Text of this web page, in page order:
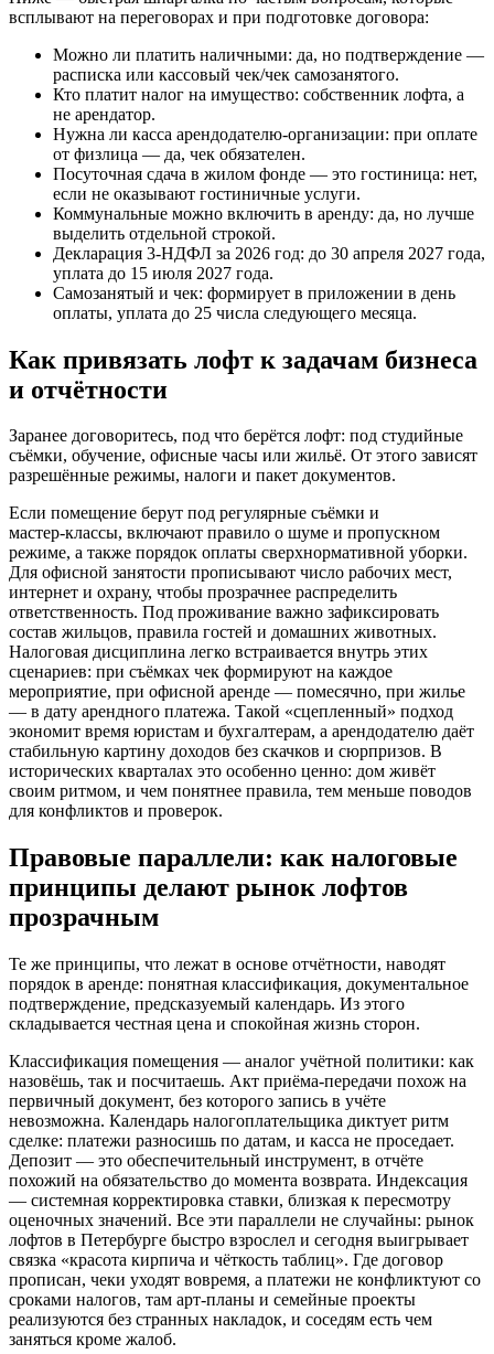
всплывают на переговорах и при подготовке договора:
Можно ли платить наличными: да, но подтверждение —
расписка или кассовый чек/чек самозанятого.
Кто платит налог на имущество: собственник лофта, а
не арендатор.
Нужна ли касса арендодателю‑организации: при оплате
от физлица — да, чек обязателен.
Посуточная сдача в жилом фонде — это гостиница: нет,
если не оказывают гостиничные услуги.
Коммунальные можно включить в аренду: да, но лучше
выделить отдельной строкой.
Декларация 3‑НДФЛ за 2026 год: до 30 апреля 2027 года,
уплата до 15 июля 2027 года.
Самозанятый и чек: формирует в приложении в день
оплаты, уплата до 25 числа следующего месяца.
Как привязать лофт к задачам бизнеса
и отчётности
Заранее договоритесь, под что берётся лофт: под студийные
съёмки, обучение, офисные часы или жильё. От этого зависят
разрешённые режимы, налоги и пакет документов.
Если помещение берут под регулярные съёмки и
мастер‑классы, включают правило о шуме и пропускном
режиме, а также порядок оплаты сверхнормативной уборки.
Для офисной занятости прописывают число рабочих мест,
интернет и охрану, чтобы прозрачнее распределить
ответственность. Под проживание важно зафиксировать
состав жильцов, правила гостей и домашних животных.
Налоговая дисциплина легко встраивается внутрь этих
сценариев: при съёмках чек формируют на каждое
мероприятие, при офисной аренде — помесячно, при жилье
— в дату арендного платежа. Такой «сцепленный» подход
экономит время юристам и бухгалтерам, а арендодателю даёт
стабильную картину доходов без скачков и сюрпризов. В
исторических кварталах это особенно ценно: дом живёт
своим ритмом, и чем понятнее правила, тем меньше поводов
для конфликтов и проверок.
Правовые параллели: как налоговые
принципы делают рынок лофтов
прозрачным
Те же принципы, что лежат в основе отчётности, наводят
порядок в аренде: понятная классификация, документальное
подтверждение, предсказуемый календарь. Из этого
складывается честная цена и спокойная жизнь сторон.
Классификация помещения — аналог учётной политики: как
назовёшь, так и посчитаешь. Акт приёма‑передачи похож на
первичный документ, без которого запись в учёте
невозможна. Календарь налогоплательщика диктует ритм
сделке: платежи разносишь по датам, и касса не проседает.
Депозит — это обеспечительный инструмент, в отчёте
похожий на обязательство до момента возврата. Индексация
— системная корректировка ставки, близкая к пересмотру
оценочных значений. Все эти параллели не случайны: рынок
лофтов в Петербурге быстро взрослел и сегодня выигрывает
связка «красота кирпича и чёткость таблиц». Где договор
прописан, чеки уходят вовремя, а платежи не конфликтуют со
сроками налогов, там арт‑планы и семейные проекты
реализуются без странных накладок, и соседям есть чем
заняться кроме жалоб.